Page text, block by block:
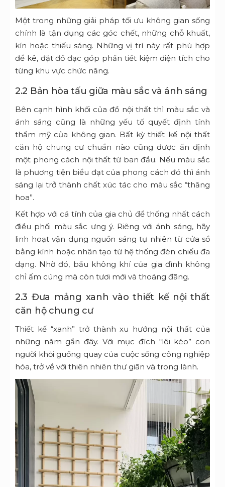
Một trong những giải pháp tối ưu không gian sống
chính là tận dụng các góc chết, những chỗ khuất,
kín hoặc thiếu sáng. Những vị trí này rất phù hợp
để kê, đặt đồ đạc góp phần tiết kiệm diện tích cho
từng khu vực chức năng.
2.2 Bản hòa tấu giữa màu sắc và ánh sáng
Bên cạnh hình khối của đồ nội thất thì màu sắc và
ánh sáng cũng là những yếu tố quyết định tính
thẩm mỹ của không gian. Bất kỳ thiết kế nội thất
căn hộ chung cư chuẩn nào cũng được ấn định
một phong cách nội thất từ ban đầu. Nếu màu sắc
là phương tiện biểu đạt của phong cách đó thì ánh
sáng lại trở thành chất xúc tác cho màu sắc “thăng
hoa”.
Kết hợp với cá tính của gia chủ để thống nhất cách
điều phối màu sắc ưng ý. Riêng với ánh sáng, hãy
linh hoạt vận dụng nguồn sáng tự nhiên từ cửa sổ
bằng kính hoặc nhân tạo từ hệ thống đèn chiếu đa
dạng. Nhờ đó, bầu không khí của gia đình không
chỉ ấm cúng mà còn tươi mới và thoáng đãng.
2.3 Đưa mảng xanh vào thiết kế nội thất
căn hộ chung cư
Thiết kế “xanh” trở thành xu hướng nội thất của
những năm gần đây. Với mục đích “lôi kéo” con
người khỏi guồng quay của cuộc sống công nghiệp
hóa, trở về với thiên nhiên thư giãn và trong lành.